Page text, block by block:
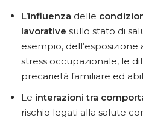
L’influenza delle
lavorative sullo stato di
esempio,
stress occupazionale, le
precarietà familiare ed
Le interazioni tra
rischio legati alla salute